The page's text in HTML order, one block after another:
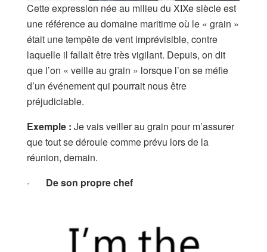
Cette expression née au milieu du XIXe siècle est
une référence au domaine maritime où le « grain »
était une tempête de vent imprévisible, contre
laquelle il fallait être très vigilant. Depuis, on dit
que l’on « veille au grain » lorsque l’on se méfie
d’un événement qui pourrait nous être
préjudiciable.
Exemple : Je vais veiller au grain pour m’assurer
que tout se déroule comme prévu lors de la
réunion, demain.
· De son propre chef